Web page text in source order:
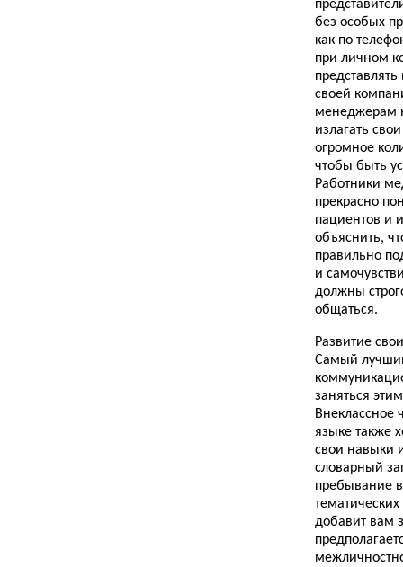
без особых
как по
при личном
своей
менеджерам
излагать
огромное
чтобы быть
Работники
прекрасно
пациентов и
объяснить,
правильно
и
должны
общаться.
Развитие
Самый
заняться
Внеклассное
языке также
свои навыки
словарный
пребывание
добавит вам